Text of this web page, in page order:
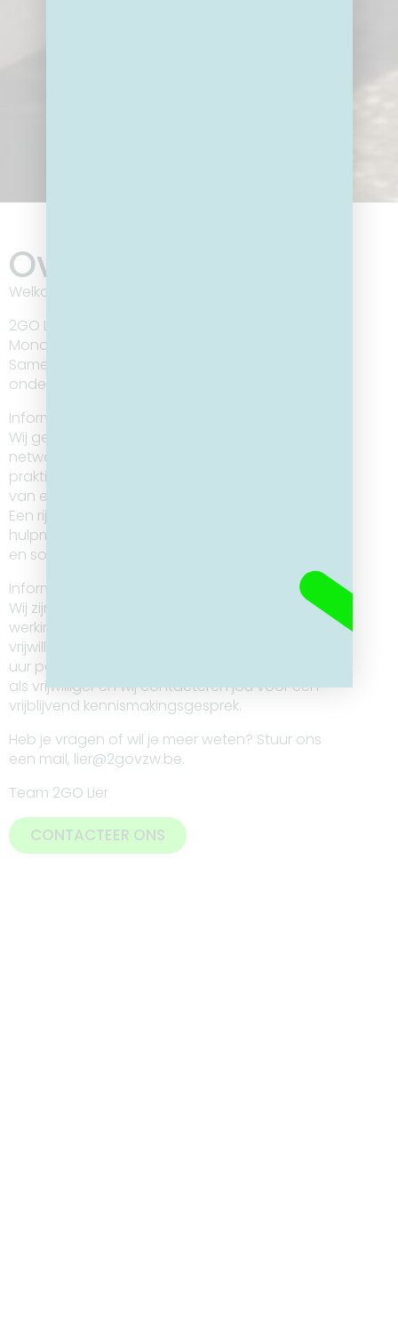
Over ons
Welkom bij 2GO Lier!
2GO Lier is een unieke samenwerking tussen
Mondiale Werken, stad/OCMW Lier en 2GO vzw.
Samen zetten wij ons in om jongvolwassenen te
ondersteunen bij het behalen van hun rijbewijs B.
Informatie voor jongvolwassenen
Wij geven jongvolwassenen zonder sociaal
netwerk of financiële middelen de kans om hun
praktisch rijbewijs te behalen, dankzij de inzet
van enthousiaste vrijwilligers.
Een rijbewijs is niet enkel een praktisch
hulpmiddel, maar een sleutel tot werk, opleiding
en sociale contacten.
Informatie voor vrijwilligers
Wij zijn steeds op zoek naar rijbuddy’s die onze
werking willen versterken. Ben jij op zoek naar
vrijwilligerswerk met impact? Heb je minstens 2
uur per week tijd en 8 jaar je rijbewijs. Meld je aan
als vrijwilliger en wij contacteren jou voor een
vrijblijvend kennismakingsgesprek.
Heb je vragen of wil je meer weten? Stuur ons
een mail, lier@2govzw.be.
Team 2GO Lier
CONTACTEER ONS